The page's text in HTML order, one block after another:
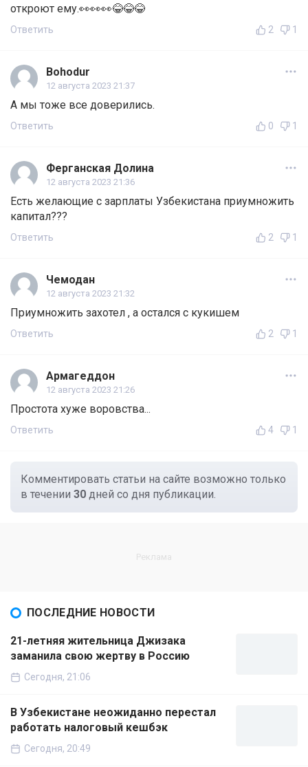
откроют ему.👀👀👀😂😂😂
Ответить 2 1
Bohodur
12 августа 2023 21:37
А мы тоже все доверились.
Ответить 0 1
Ферганская Долина
12 августа 2023 21:36
Есть желающие с зарплаты Узбекистана приумножить
капитал???
Ответить 2 1
Чемодан
12 августа 2023 21:32
Приумножить захотел , а остался с кукишем
Ответить 2 1
Армагеддон
12 августа 2023 21:26
Простота хуже воровства...
Ответить 4 1
Комментировать статьи на сайте возможно только
в течении 30 дней со дня публикации.
ПОСЛЕДНИЕ НОВОСТИ
21-летняя жительница Джизака
заманила свою жертву в Россию
Сегодня, 21:06
В Узбекистане неожиданно перестал
работать налоговый кешбэк
Сегодня, 20:49